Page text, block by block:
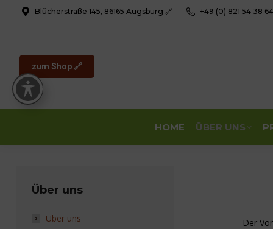
Blücherstraße 145, 86165 Augsburg 🔗 +49 (0) 821 54 38
zum Shop 🔗
HOME ÜBER UNS
Der
Über uns
Über uns